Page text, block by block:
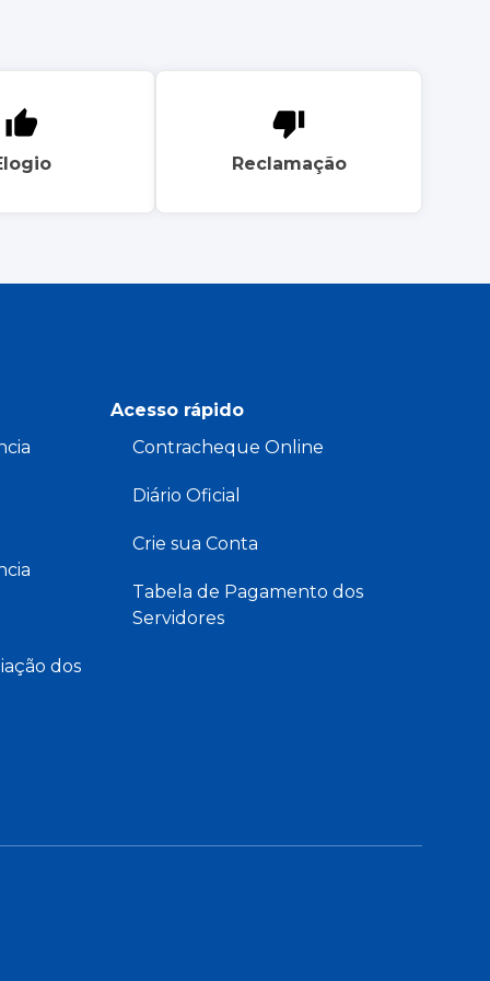
Reclamação
dos
Acesso rápido
Contracheque Online
Diário Oficial
Crie sua Conta
Tabela de Pagamento dos
Servidores